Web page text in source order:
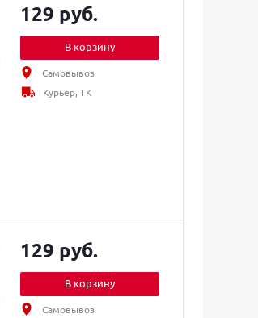
129 руб.
В корзину
Самовывоз
Курьер, ТК
129 руб.
В корзину
Самовывоз